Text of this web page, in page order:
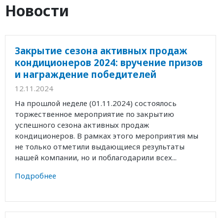
Новости
Закрытие сезона активных продаж
кондиционеров 2024: вручение призов
и награждение победителей
12.11.2024
На прошлой неделе (01.11.2024) состоялось
торжественное мероприятие по закрытию
успешного сезона активных продаж
кондиционеров. В рамках этого мероприятия мы
не только отметили выдающиеся результаты
нашей компании, но и поблагодарили всех...
Подробнее